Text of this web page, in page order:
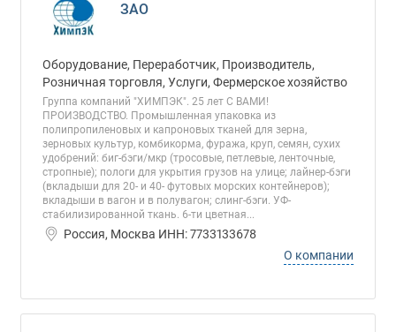
ЗАО
Оборудование, Переработчик, Производитель,
Розничная торговля, Услуги, Фермерское хозяйство
Группа компаний "ХИМПЭК". 25 лет С ВАМИ!
ПРОИЗВОДСТВО. Промышленная упаковка из
полипропиленовых и капроновых тканей для зерна,
зерновых культур, комбикорма, фуража, круп, семян, сухих
удобрений: биг-бэги/мкр (тросовые, петлевые, ленточные,
стропные); пологи для укрытия грузов на улице; лайнер-бэги
(вкладыши для 20- и 40- футовых морских контейнеров);
вкладыши в вагон и в полувагон; слинг-бэги. УФ-
стабилизированной ткань. 6-ти цветная...
Россия, Москва ИНН: 7733133678
О компании